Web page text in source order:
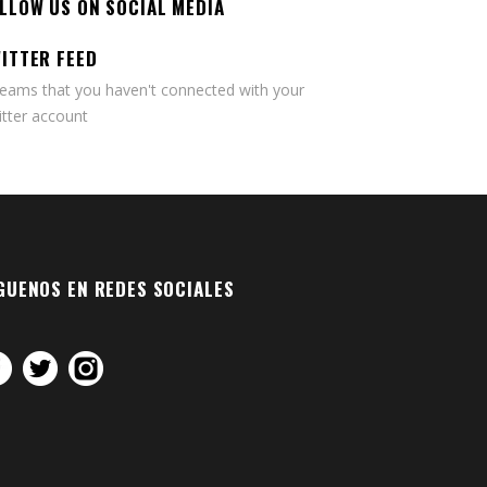
US ON SOCIAL MEDIA
FEED
that you haven't connected with your
account
EN REDES SOCIALES